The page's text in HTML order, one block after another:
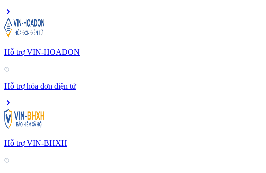
Hỗ trợ VIN-HOADON
Hỗ trợ hóa đơn điện tử
Hỗ trợ VIN-BHXH